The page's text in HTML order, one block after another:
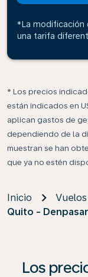
*La modificación
una tarifa
* Los precios
están indicados en
aplican gastos de
dependiendo de la
muestran se han
que ya no estén
Inicio Vuelos
Quito -
Los
Si no se